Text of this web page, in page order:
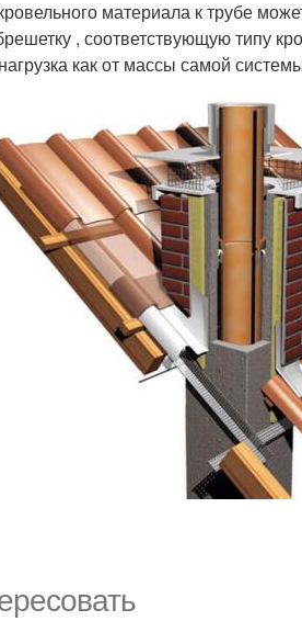
материала к трубе
, соответствующую типу
как от массы самой